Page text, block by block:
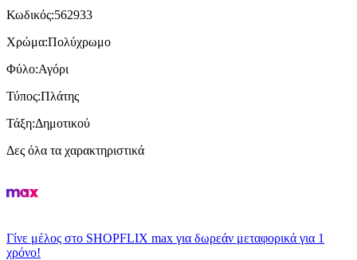
Κωδικός:562933
Χρώμα:Πολύχρωμο
Φύλο:Αγόρι
Τύπος:Πλάτης
Τάξη:Δημοτικού
Δες όλα τα χαρακτηριστικά
Γίνε μέλος στο SHOPFLIX max για δωρεάν μεταφορικά για 1
χρόνο!